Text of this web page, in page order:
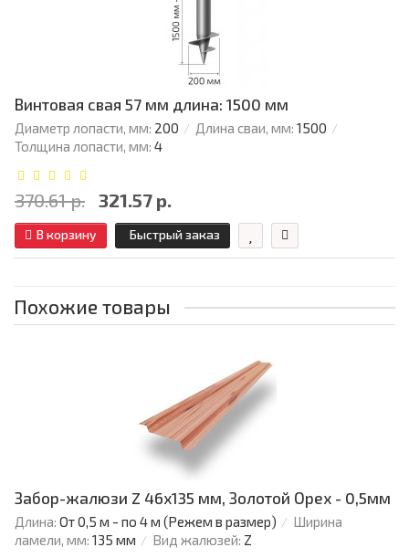
Винтовая свая 57 мм длина: 1500 мм
Диаметр лопасти, мм: 200 Длина сваи, мм: 1500
Толщина лопасти, мм: 4
370.61 р. 321.57 р.
В корзину Быстрый заказ
Похожие товары
Забор-жалюзи Z 46х135 мм, Золотой Орех - 0,5мм
Длина: От 0,5 м - по 4 м (Режем в размер)
Ширина
ламели, мм: 135 мм Вид жалюзей: Z